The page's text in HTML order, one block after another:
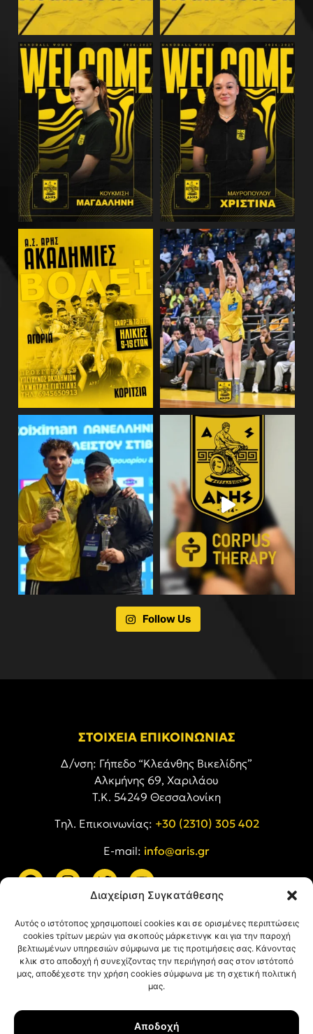
Διαχείριση Συγκατάθεσης
Αυτός ο ιστότοπος χρησιμοποιεί cookies και σε ορισμένες περιπτώσεις
cookies τρίτων μερών για σκοπούς μάρκετινγκ και για την παροχή
βελτιωμένων υπηρεσιών σύμφωνα με τις προτιμήσεις σας. Κάνοντας
κλικ στο αποδοχή ή συνεχίζοντας την περιήγησή σας στον ιστότοπό
μας, αποδέχεστε την χρήση cookies σύμφωνα με τη σχετική πολιτική
μας.
Αποδοχή
Follow Us
ΣΤΟΙΧΕΙΑ ΕΠΙΚΟΙΝΩΝΙΑΣ
Δ/νση: Γήπεδο “Κλεάνθης Βικελίδης”
Αλκμήνης 69, Χαριλάου
Τ.Κ. 54249 Θεσσαλονίκη
Tηλ. Επικοινωνίας: +30 (2310) 305 402
E-mail: info@aris.gr